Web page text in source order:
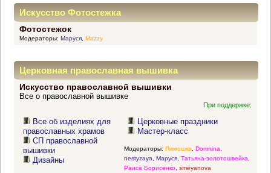
Искусство Фотостежка
Фотостежок
Модераторы: Маруся, Mazzy
Церковная православная вышивка
Искусство православной вышивки
Все о православной вышивке
При поддержке:
Все об изделиях для
православных храмов
СП православной
вышивки
Дизайны
Церковные праздники
Мастер-класс
Модераторы: Пимошка Domnina
nestyzaya
Маруся, Татьяна-золотошвейка
Раиса Борисенко, smeyanova